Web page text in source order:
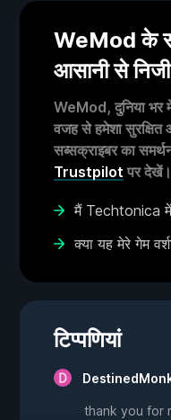
WeMod के
आसानी से
WeMod, दुनिया भर
वजह से हमेशा
सब्सक्राइबर का समर्थन
Trustpilot पर देखें।
मैं Techtonica
क्या यह मेरे गेम
टिप्पणियां
thank you for